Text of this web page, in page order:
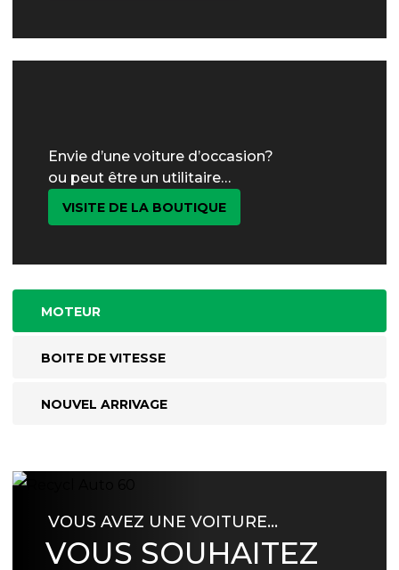
Envie d’une voiture d’occasion?
ou peut être un utilitaire…
VISITE DE LA BOUTIQUE
MOTEUR
BOITE DE VITESSE
NOUVEL ARRIVAGE
VOUS AVEZ UNE VOITURE…
VOUS SOUHAITEZ